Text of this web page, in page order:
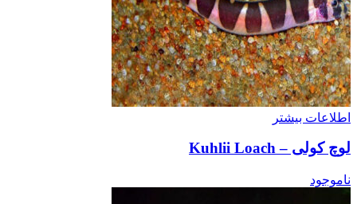
اطلاعات بیشتر
لوچ کولی – Kuhlii Loach
ناموجود